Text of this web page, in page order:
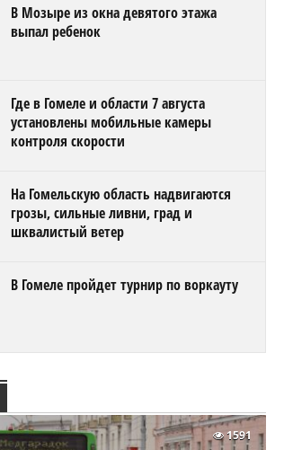
В Мозыре из окна девятого этажа
выпал ребенок
Где в Гомеле и области 7 августа
установлены мобильные камеры
контроля скорости
На Гомельскую область надвигаются
грозы, сильные ливни, град и
шквалистый ветер
В Гомеле пройдет турнир по воркауту
1591